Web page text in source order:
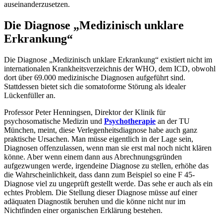
auseinanderzusetzen.
Die Diagnose „Medizinisch unklare
Erkrankung“
Die Diagnose „Medizinisch unklare Erkrankung“ existiert nicht im
internationalen Krankheitsverzeichnis der WHO, dem ICD, obwohl
dort über 69.000 medizinische Diagnosen aufgeführt sind.
Stattdessen bietet sich die somatoforme Störung als idealer
Lückenfüller an.
Professor Peter Henningsen, Direktor der Klinik für
psychosomatische Medizin und Psychotherapie an der TU
München, meint, diese Verlegenheitsdiagnose habe auch ganz
praktische Ursachen. Man müsse eigentlich in der Lage sein,
Diagnosen offenzulassen, wenn man sie erst mal noch nicht klären
könne. Aber wenn einem dann aus Abrechnungsgründen
aufgezwungen werde, irgendeine Diagnose zu stellen, erhöhe das
die Wahrscheinlichkeit, dass dann zum Beispiel so eine F 45-
Diagnose viel zu ungeprüft gestellt werde. Das sehe er auch als ein
echtes Problem. Die Stellung dieser Diagnose müsse auf einer
adäquaten Diagnostik beruhen und die könne nicht nur im
Nichtfinden einer organischen Erklärung bestehen.